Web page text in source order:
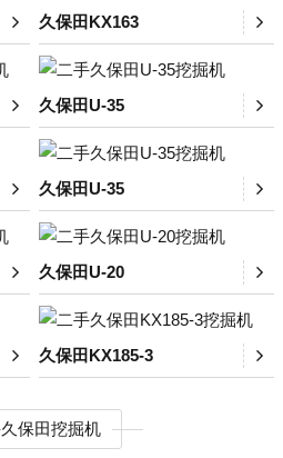
久保田KX163
久保田U-35
久保田U-35
久保田U-20
久保田KX185-3
保田挖掘机